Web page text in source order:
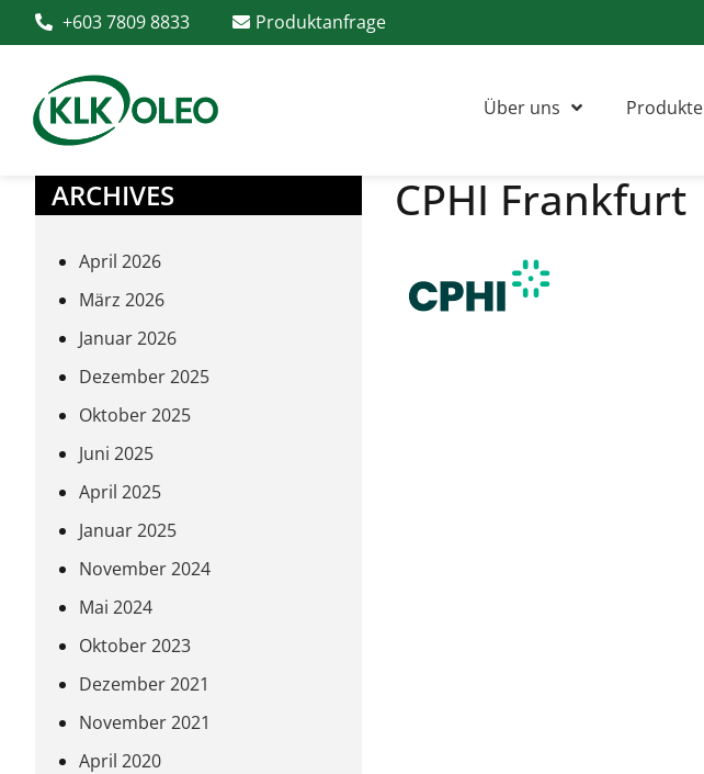
+603 7809 8833 Produktanfrage
Über uns Produkte
CPHI Frankfurt
ARCHIVES
April 2026
März 2026
Januar 2026
Dezember 2025
Oktober 2025
Juni 2025
April 2025
Januar 2025
November 2024
Mai 2024
Oktober 2023
Dezember 2021
November 2021
April 2020